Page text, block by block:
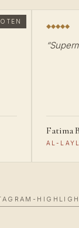
“
Fatima
AL-LAYL